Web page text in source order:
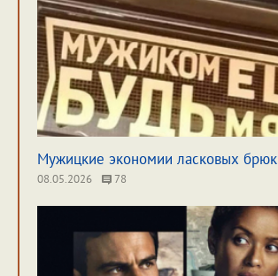
Мужицкие экономии ласковых брюк
08.05.2026 78